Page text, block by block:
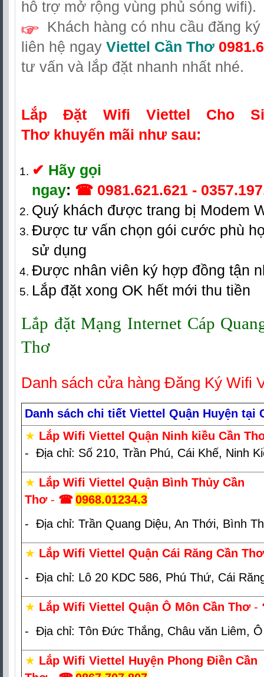
hỗ trợ mở rộng vùng phủ sóng wifi).
Khách hàng có nhu cầu đăng
liên hệ ngay Viettel Cần Thơ
tư vấn và lắp đặt nhanh nhất nhé.
Lắp Đặt Wifi Viettel Cho
Thơ khuyến mãi như sau:
✔ Hãy gọi
ngay: ☎ 0981.621.621 -
Quý khách được trang bị Modem
Được tư vấn chọn gói cước phù
sử dụng
Được nhân viên ký hợp đồng tận
Lắp đặt xong OK hết mới thu tiền
Lắp đặt Mạng Internet Cáp
Thơ
Danh sách cửa hàng Đăng Ký Wifi
Danh sách chi tiết Viettel Quận Huyện tại
★ Lắp Wifi Viettel Quận Ninh kiều Cần
- Địa chỉ: Số 210, Trần Phú, Cái Khế, Ninh
★ Lắp Wifi Viettel Quận Bình Thủy Cần
Thơ- ☎0968.01234.3
- Địa chỉ: Trần Quang Diệu, An Thới, Bình
★ Lắp Wifi Viettel Quận Cái Răng Cần Thơ
- Địa chỉ: Lô 20 KDC 586, Phú Thứ, Cái
★ Lắp Wifi Viettel Quận Ô Môn Cần Thơ-
- Địa chỉ: Tôn Đức Thắng, Châu văn Liêm,
★ Lắp Wifi Viettel Huyện Phong Điền Cần